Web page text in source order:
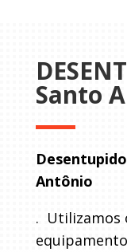
Santo
Antônio
. Utilizamos